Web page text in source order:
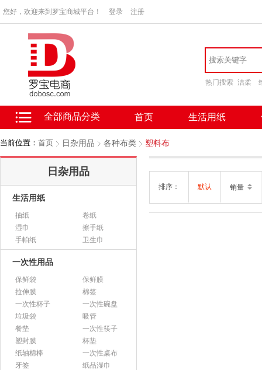
您好，欢迎来到罗宝商城平台！ 登录 注册
热门搜索 洁柔
全部商品分类 首页 生活用纸
当前位置： 首页 日杂用品 各种布类 塑料布
日杂用品
生活用纸
抽纸
卷纸
湿巾
擦手纸
手帕纸
卫生巾
一次性用品
保鲜袋
保鲜膜
拉伸膜
棉签
一次性杯子
一次性碗盘
垃圾袋
吸管
餐垫
一次性筷子
塑封膜
杯垫
纸轴棉棒
一次性桌布
牙签
纸品湿巾
排序： 默认 销量